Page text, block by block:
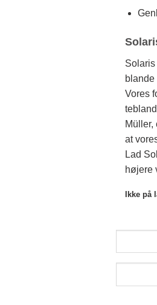
Solaris
Vores
Müller,
at
Lad
højere
Ikke på